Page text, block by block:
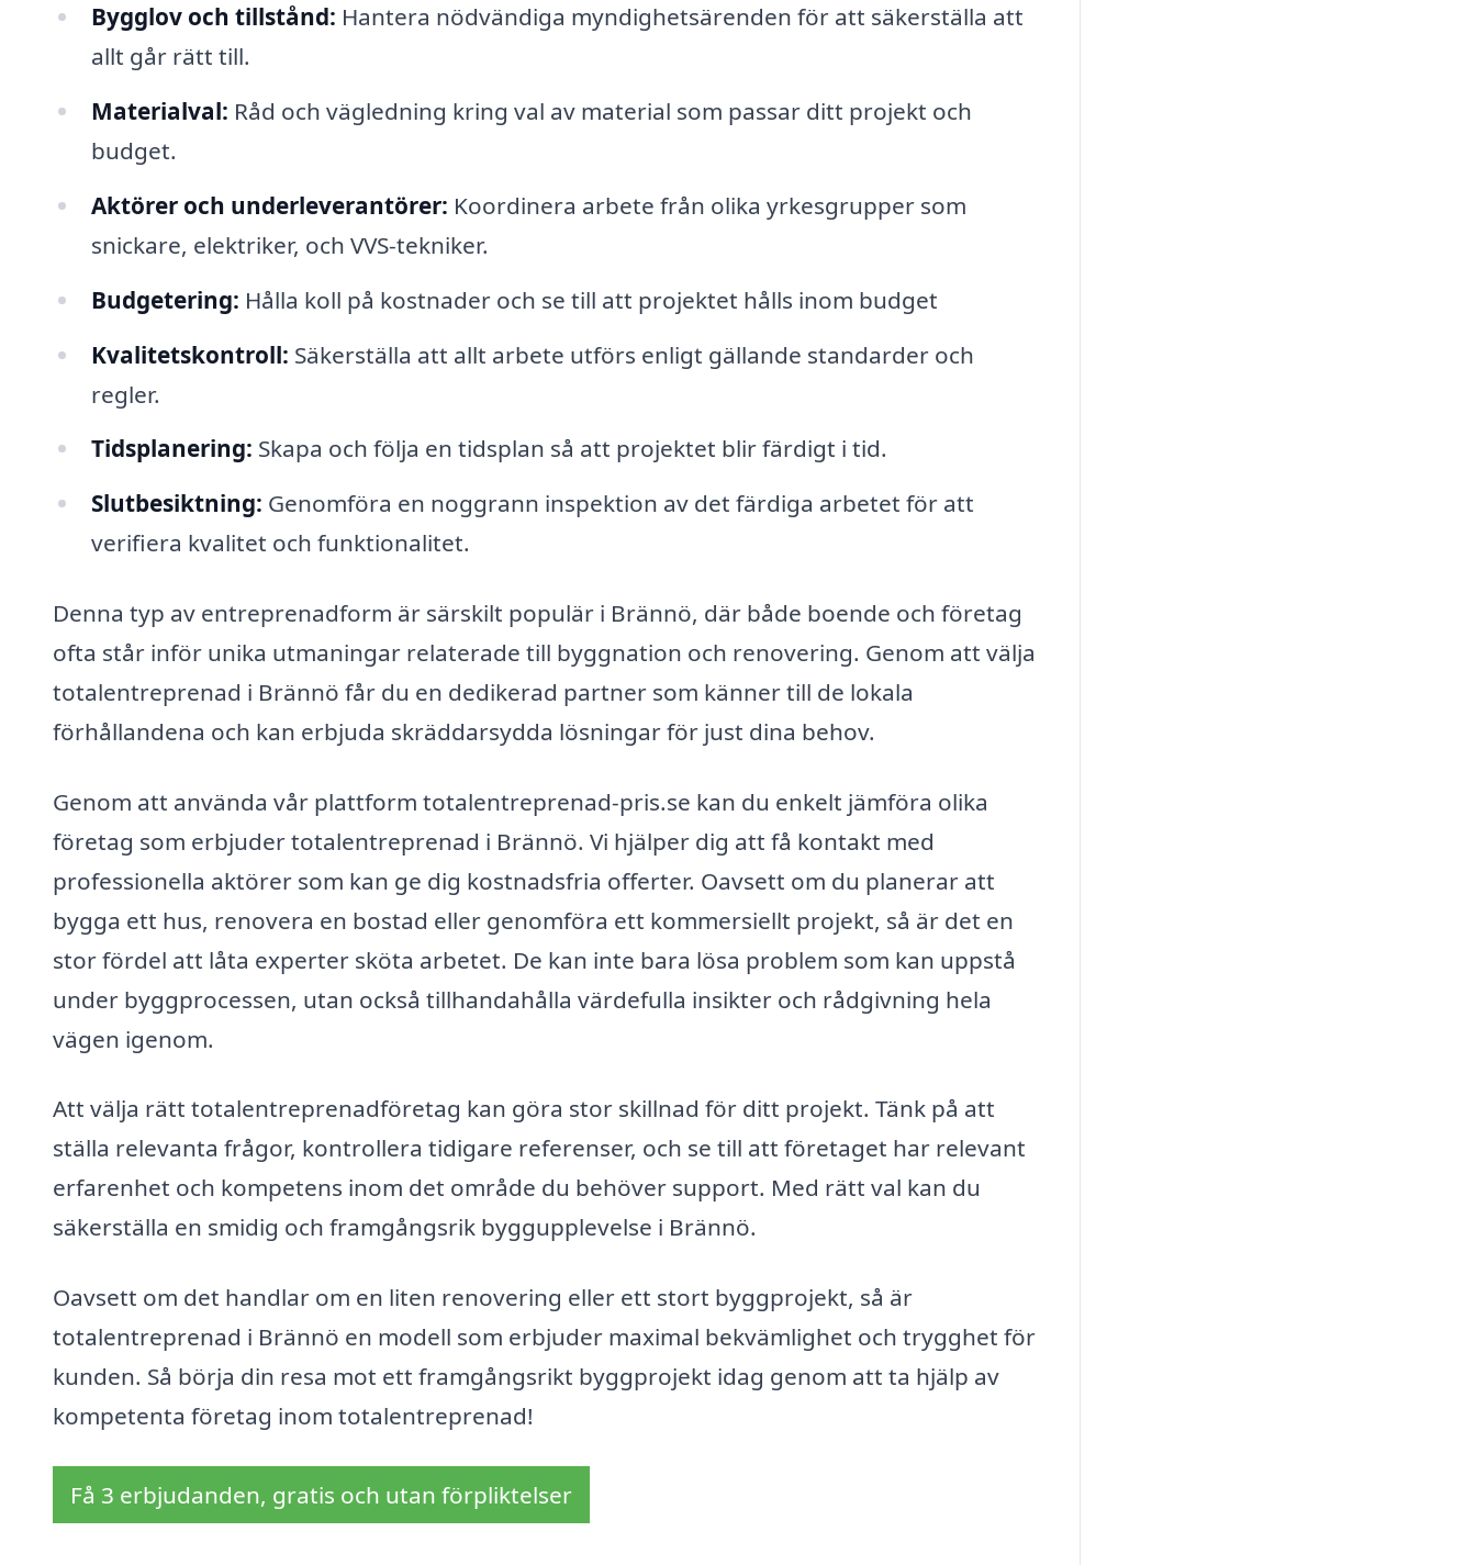
Bygglov och tillstånd: Hantera nödvändiga myndighetsärenden för att säkerställa att
allt går rätt till.
Materialval: Råd och vägledning kring val av material som passar ditt projekt och
budget.
Aktörer och underleverantörer: Koordinera arbete från olika yrkesgrupper som
snickare, elektriker, och VVS-tekniker.
Budgetering: Hålla koll på kostnader och se till att projektet hålls inom budget
Kvalitetskontroll: Säkerställa att allt arbete utförs enligt gällande standarder och
regler.
Tidsplanering: Skapa och följa en tidsplan så att projektet blir färdigt i tid.
Slutbesiktning: Genomföra en noggrann inspektion av det färdiga arbetet för att
verifiera kvalitet och funktionalitet.
Denna typ av entreprenadform är särskilt populär i Brännö, där både boende och företag
ofta står inför unika utmaningar relaterade till byggnation och renovering. Genom att välja
totalentreprenad i Brännö får du en dedikerad partner som känner till de lokala
förhållandena och kan erbjuda skräddarsydda lösningar för just dina behov.
Genom att använda vår plattform totalentreprenad-pris.se kan du enkelt jämföra olika
företag som erbjuder totalentreprenad i Brännö. Vi hjälper dig att få kontakt med
professionella aktörer som kan ge dig kostnadsfria offerter. Oavsett om du planerar att
bygga ett hus, renovera en bostad eller genomföra ett kommersiellt projekt, så är det en
stor fördel att låta experter sköta arbetet. De kan inte bara lösa problem som kan uppstå
under byggprocessen, utan också tillhandahålla värdefulla insikter och rådgivning hela
vägen igenom.
Att välja rätt totalentreprenadföretag kan göra stor skillnad för ditt projekt. Tänk på att
ställa relevanta frågor, kontrollera tidigare referenser, och se till att företaget har relevant
erfarenhet och kompetens inom det område du behöver support. Med rätt val kan du
säkerställa en smidig och framgångsrik byggupplevelse i Brännö.
Oavsett om det handlar om en liten renovering eller ett stort byggprojekt, så är
totalentreprenad i Brännö en modell som erbjuder maximal bekvämlighet och trygghet för
kunden. Så börja din resa mot ett framgångsrikt byggprojekt idag genom att ta hjälp av
kompetenta företag inom totalentreprenad!
Få 3 erbjudanden, gratis och utan förpliktelser